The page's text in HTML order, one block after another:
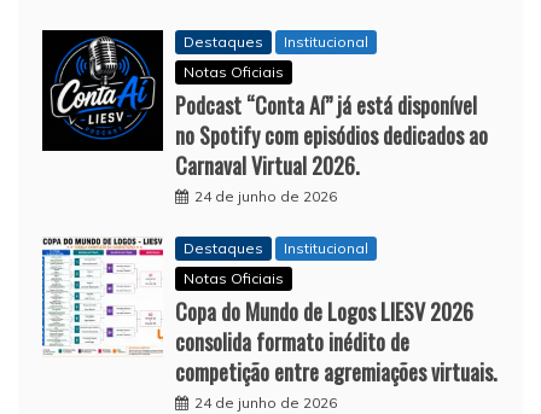
Destaques
Institucional
Notas Oficiais
Podcast “Conta Aí” já está disponível
no Spotify com episódios dedicados ao
Carnaval Virtual 2026.
24 de junho de 2026
Destaques
Institucional
Notas Oficiais
Copa do Mundo de Logos LIESV 2026
consolida formato inédito de
competição entre agremiações virtuais.
24 de junho de 2026